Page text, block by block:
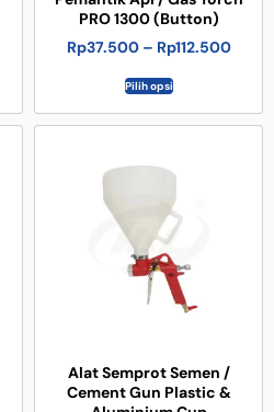
PRO 1300 (Button)
Rp37.500 – Rp112.500
Pilih opsi
Alat Semprot Semen /
Cement Gun Plastic &